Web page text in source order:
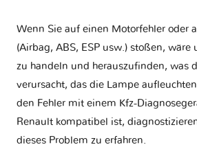
Wenn Sie auf einen Motorfehler oder
(Airbag, ABS, ESP usw.) stoßen, wäre
zu handeln und herauszufinden, was
verursacht, das die Lampe
den Fehler mit einem Kfz-
Renault kompatibel ist,
dieses Problem zu erfahren.